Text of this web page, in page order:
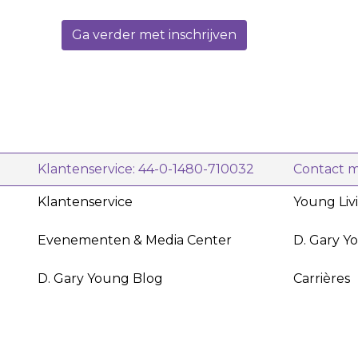
Ga verder met inschrijven
Klantenservice: 44-0-1480-710032 Contact
Klantenservice
Evenementen & Media Center
D. Gary Young Blog
Young
D. Gary
Carrières